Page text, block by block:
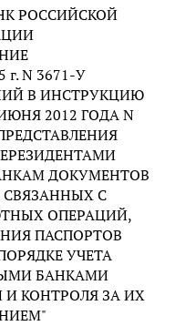
РОССИЙСКОЙ
г. N 3671-У
В ИНСТРУКЦИЮ
2012 ГОДА N
ДОКУМЕНТОВ
С
ОПЕРАЦИЙ,
ПАСПОРТОВ
УЧЕТА
БАНКАМИ
КОНТРОЛЯ ЗА ИХ